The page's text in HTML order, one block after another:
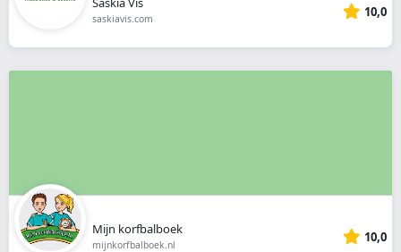
saskiavis.com 10,0
Mijn korfbalboek
mijnkorfbalboek.nl 10,0